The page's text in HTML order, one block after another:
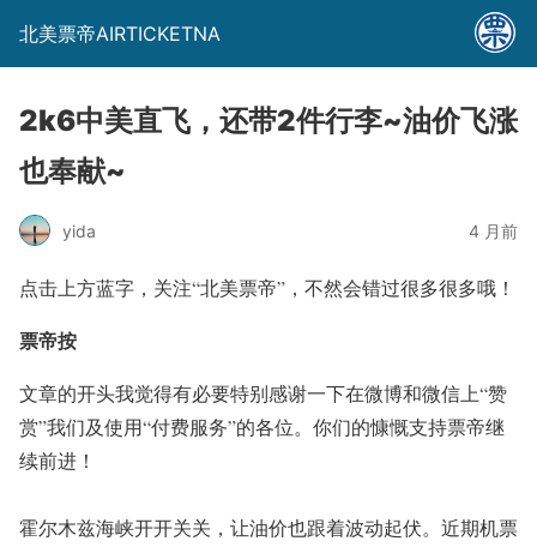
北美票帝AIRTICKETNA
2k6中美直飞，还带2件行李~油价飞涨
也奉献~
yida 4 月前
点击上方蓝字，关注“北美票帝” ，不然会错过很多很多哦！
票帝按
文章的开头我觉得有必要特别感谢一下在微博和微信上“赞
赏”我们及使用“付费服务”的各位。你们的慷慨支持票帝继
续前进！
霍尔木兹海峡开开关关，让油价也跟着波动起伏。近期机票